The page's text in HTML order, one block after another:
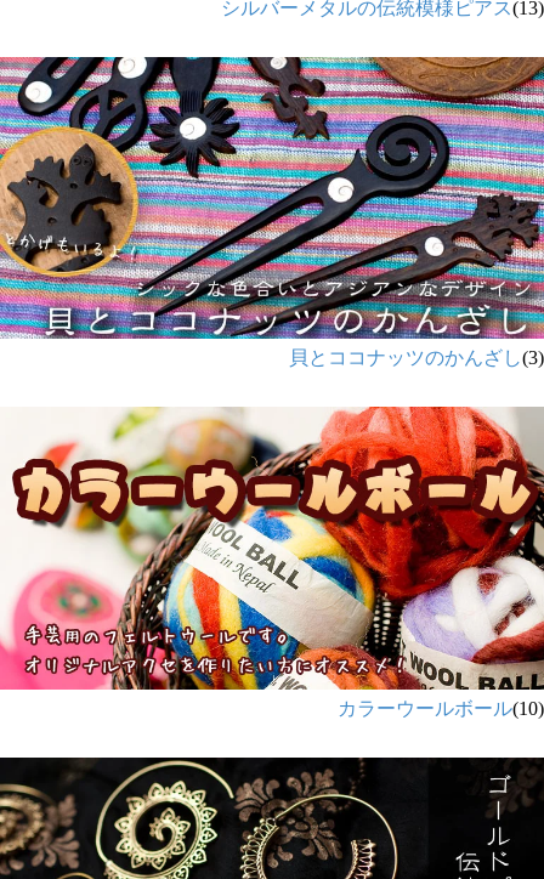
シルバーメタルの伝統模様ピアス(13)
貝とココナッツのかんざし(3)
カラーウールボール(10)